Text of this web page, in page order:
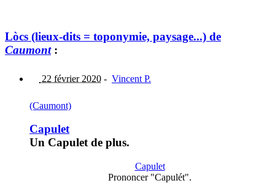
Lòcs (lieux-dits = toponymie, paysage...) de
Caumont:
22 février 2020 - Vincent P.
(Caumont)
Capulet
Un Capulet de plus.
Capulet
Prononcer "Capulét".